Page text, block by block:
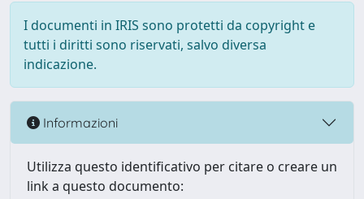
I documenti in IRIS sono protetti da copyright e
tutti i diritti sono riservati, salvo diversa
indicazione.
Informazioni
Utilizza questo identificativo per citare o creare un
link a questo documento: